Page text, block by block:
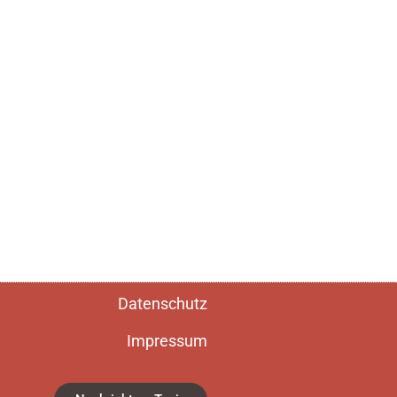
Datenschutz
Impressum